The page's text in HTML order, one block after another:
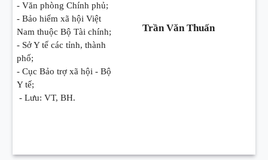
- Văn phòng Chính phủ;
- Bảo hiểm xã hội Việt
Nam thuộc Bộ Tài chính;
- Sở Y tế các tỉnh, thành
phố;
- Cục Bảo trợ xã hội - Bộ
Y tế;
- Lưu: VT, BH.
Trần Văn Thuấn